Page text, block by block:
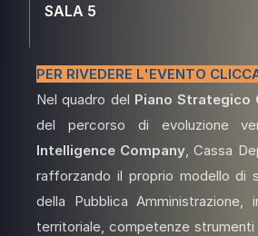
SALA 5
PER RIVEDERE L'EVENTO
Nel quadro del Piano Strategico
del percorso di evoluzione
Intelligence Company , Cassa
rafforzando il proprio modello di
della Pubblica Amministrazione,
territoriale, competenze